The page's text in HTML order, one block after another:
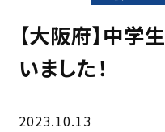
【大阪府】中
いました！
2023.10.13